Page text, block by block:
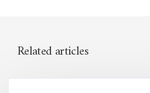
Related articles